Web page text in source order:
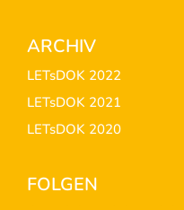
ARCHIV
LETsDOK 2022
LETsDOK 2021
LETsDOK 2020
FOLGEN